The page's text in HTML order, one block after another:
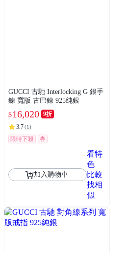
GUCCI 古馳 Interlocking G 銀手
鍊 寬版 古巴鍊 925純銀
$16,020 9折
3.7(1)
限時下殺 券
加入購物車
看特
色
比較
找相
似